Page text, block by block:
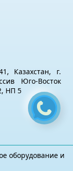
Казахстан, г.
Юго-Восток
НП 5
оборудование и